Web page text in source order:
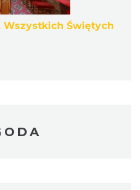
Wszystkich Świętych